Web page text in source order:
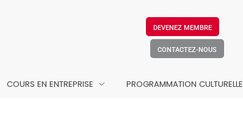
DEVENEZ MEMBRE
CONTACTEZ-NOUS
COURS EN ENTREPRISE PROGRAMMATION CULTURELLE